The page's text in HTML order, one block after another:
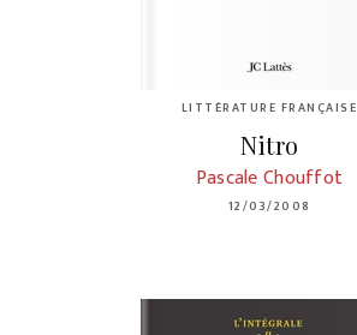
LITTÉRATURE FRANÇAISE
Nitro
Pascale Chouffot
12/03/2008